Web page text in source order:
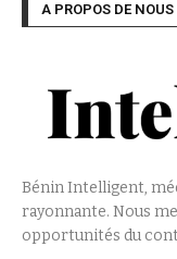
A PROPOS DE NOUS
Bénin Intelligent,
rayonnante. Nous
opportunités du